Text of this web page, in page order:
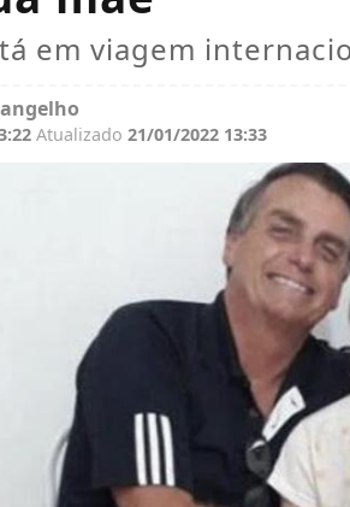
em viagem
Atualizado 21/01/2022 13:33